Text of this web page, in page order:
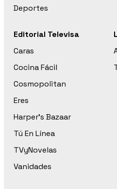
Deportes
Editorial Televisa
Caras
Cocina Fácil
Cosmopolitan
Eres
Harper’s Bazaar
Tú En Línea
TVyNovelas
Vanidades